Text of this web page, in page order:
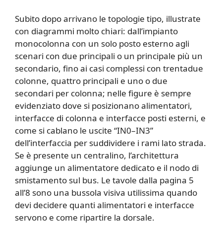
Subito dopo arrivano le topologie tipo, illustrate
con diagrammi molto chiari: dall’impianto
monocolonna con un solo posto esterno agli
scenari con due principali o un principale più un
secondario, fino ai casi complessi con trentadue
colonne, quattro principali e uno o due
secondari per colonna; nelle figure è sempre
evidenziato dove si posizionano alimentatori,
interfacce di colonna e interfacce posti esterni, e
come si cablano le uscite “IN0–IN3”
dell’interfaccia per suddividere i rami lato strada.
Se è presente un centralino, l’architettura
aggiunge un alimentatore dedicato e il nodo di
smistamento sul bus. Le tavole dalla pagina 5
all’8 sono una bussola visiva utilissima quando
devi decidere quanti alimentatori e interfacce
servono e come ripartire la dorsale.